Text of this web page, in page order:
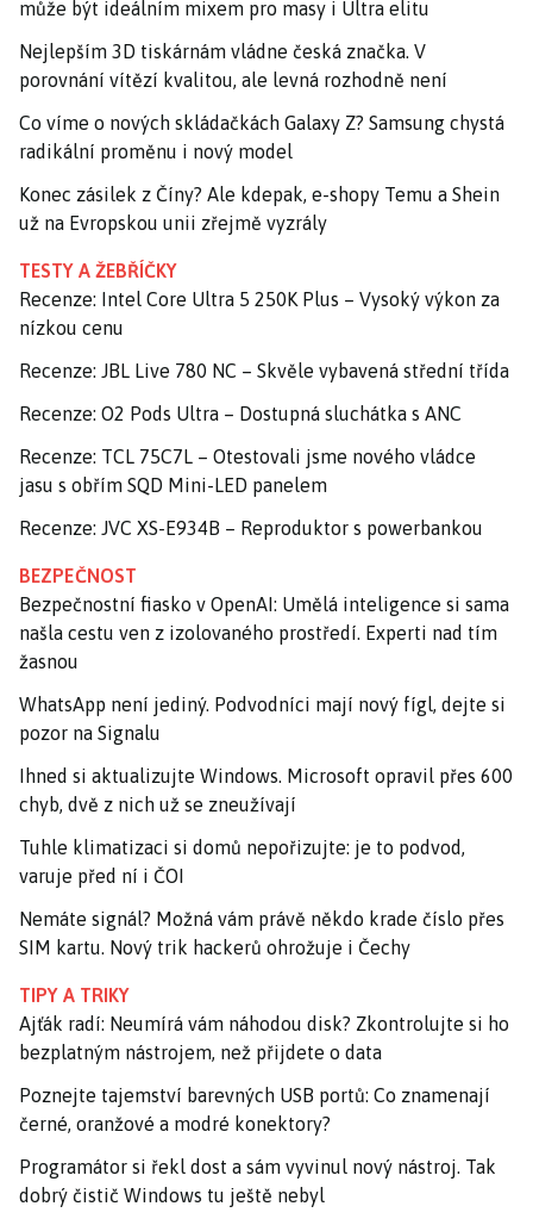
může být ideálním mixem pro masy i Ultra elitu
Nejlepším 3D tiskárnám vládne česká značka. V
porovnání vítězí kvalitou, ale levná rozhodně není
Co víme o nových skládačkách Galaxy Z? Samsung chystá
radikální proměnu i nový model
Konec zásilek z Číny? Ale kdepak, e-shopy Temu a Shein
už na Evropskou unii zřejmě vyzrály
TESTY A ŽEBŘÍČKY
Recenze: Intel Core Ultra 5 250K Plus – Vysoký výkon za
nízkou cenu
Recenze: JBL Live 780 NC – Skvěle vybavená střední třída
Recenze: O2 Pods Ultra – Dostupná sluchátka s ANC
Recenze: TCL 75C7L – Otestovali jsme nového vládce
jasu s obřím SQD Mini-LED panelem
Recenze: JVC XS-E934B – Reproduktor s powerbankou
BEZPEČNOST
Bezpečnostní fiasko v OpenAI: Umělá inteligence si sama
našla cestu ven z izolovaného prostředí. Experti nad tím
žasnou
WhatsApp není jediný. Podvodníci mají nový fígl, dejte si
pozor na Signalu
Ihned si aktualizujte Windows. Microsoft opravil přes 600
chyb, dvě z nich už se zneužívají
Tuhle klimatizaci si domů nepořizujte: je to podvod,
varuje před ní i ČOI
Nemáte signál? Možná vám právě někdo krade číslo přes
SIM kartu. Nový trik hackerů ohrožuje i Čechy
TIPY A TRIKY
Ajťák radí: Neumírá vám náhodou disk? Zkontrolujte si ho
bezplatným nástrojem, než přijdete o data
Poznejte tajemství barevných USB portů: Co znamenají
černé, oranžové a modré konektory?
Programátor si řekl dost a sám vyvinul nový nástroj. Tak
dobrý čistič Windows tu ještě nebyl